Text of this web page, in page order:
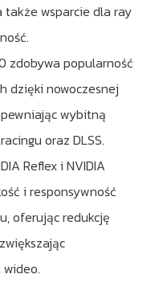
także wsparcie dla ray
zdobywa popularność
dzięki nowoczesnej
wybitną
oraz DLSS.
Reflex i NVIDIA
i responsywność
oferując redukcję